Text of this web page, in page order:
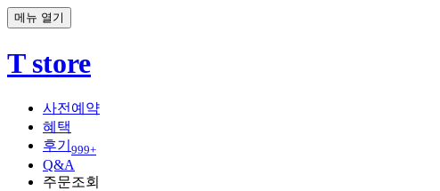
메뉴 열기
T store
사전예약
혜택
후기 999+
Q&A
주문조회